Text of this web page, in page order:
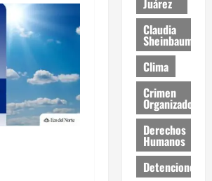
Juárez
Claudia
Sheinbaum
Clima
Crimen
Organizado
Derechos
Humanos
Detenciones